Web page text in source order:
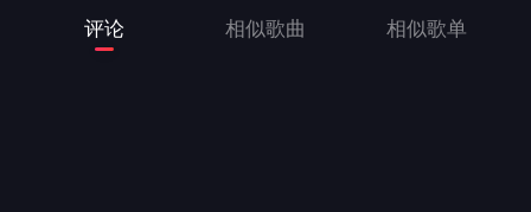
评论 相似歌曲 相似歌单